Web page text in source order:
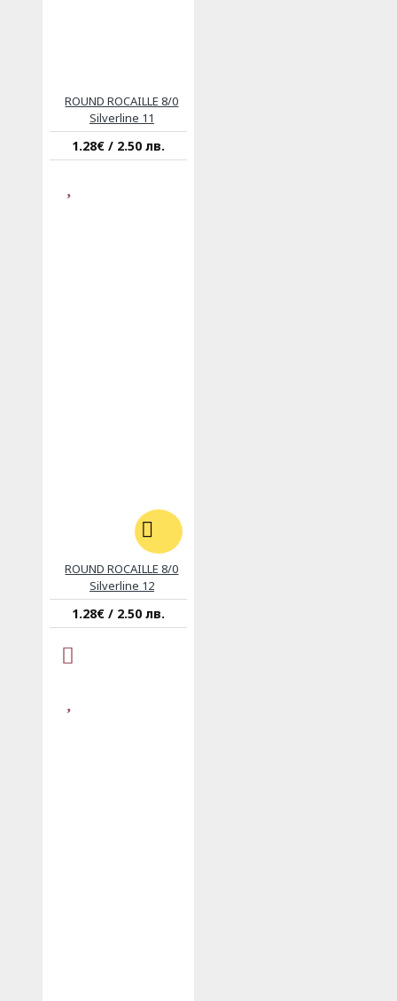
ROUND ROCAILLE 8/0
Silverline 11
1.28€ / 2.50 лв.
ROUND ROCAILLE 8/0
Silverline 12
1.28€ / 2.50 лв.